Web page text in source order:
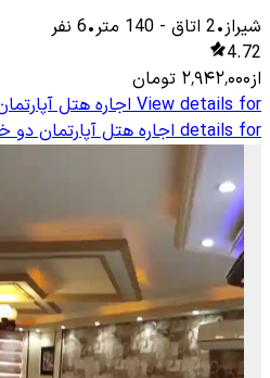
شیراز•
2 اتاق -
140 متر•
6 نفر
4.72
از۲٬۹۴۲٬۰۰۰ تومان
View details for اجاره هتل
details for اجاره هتل آپارتمان دو